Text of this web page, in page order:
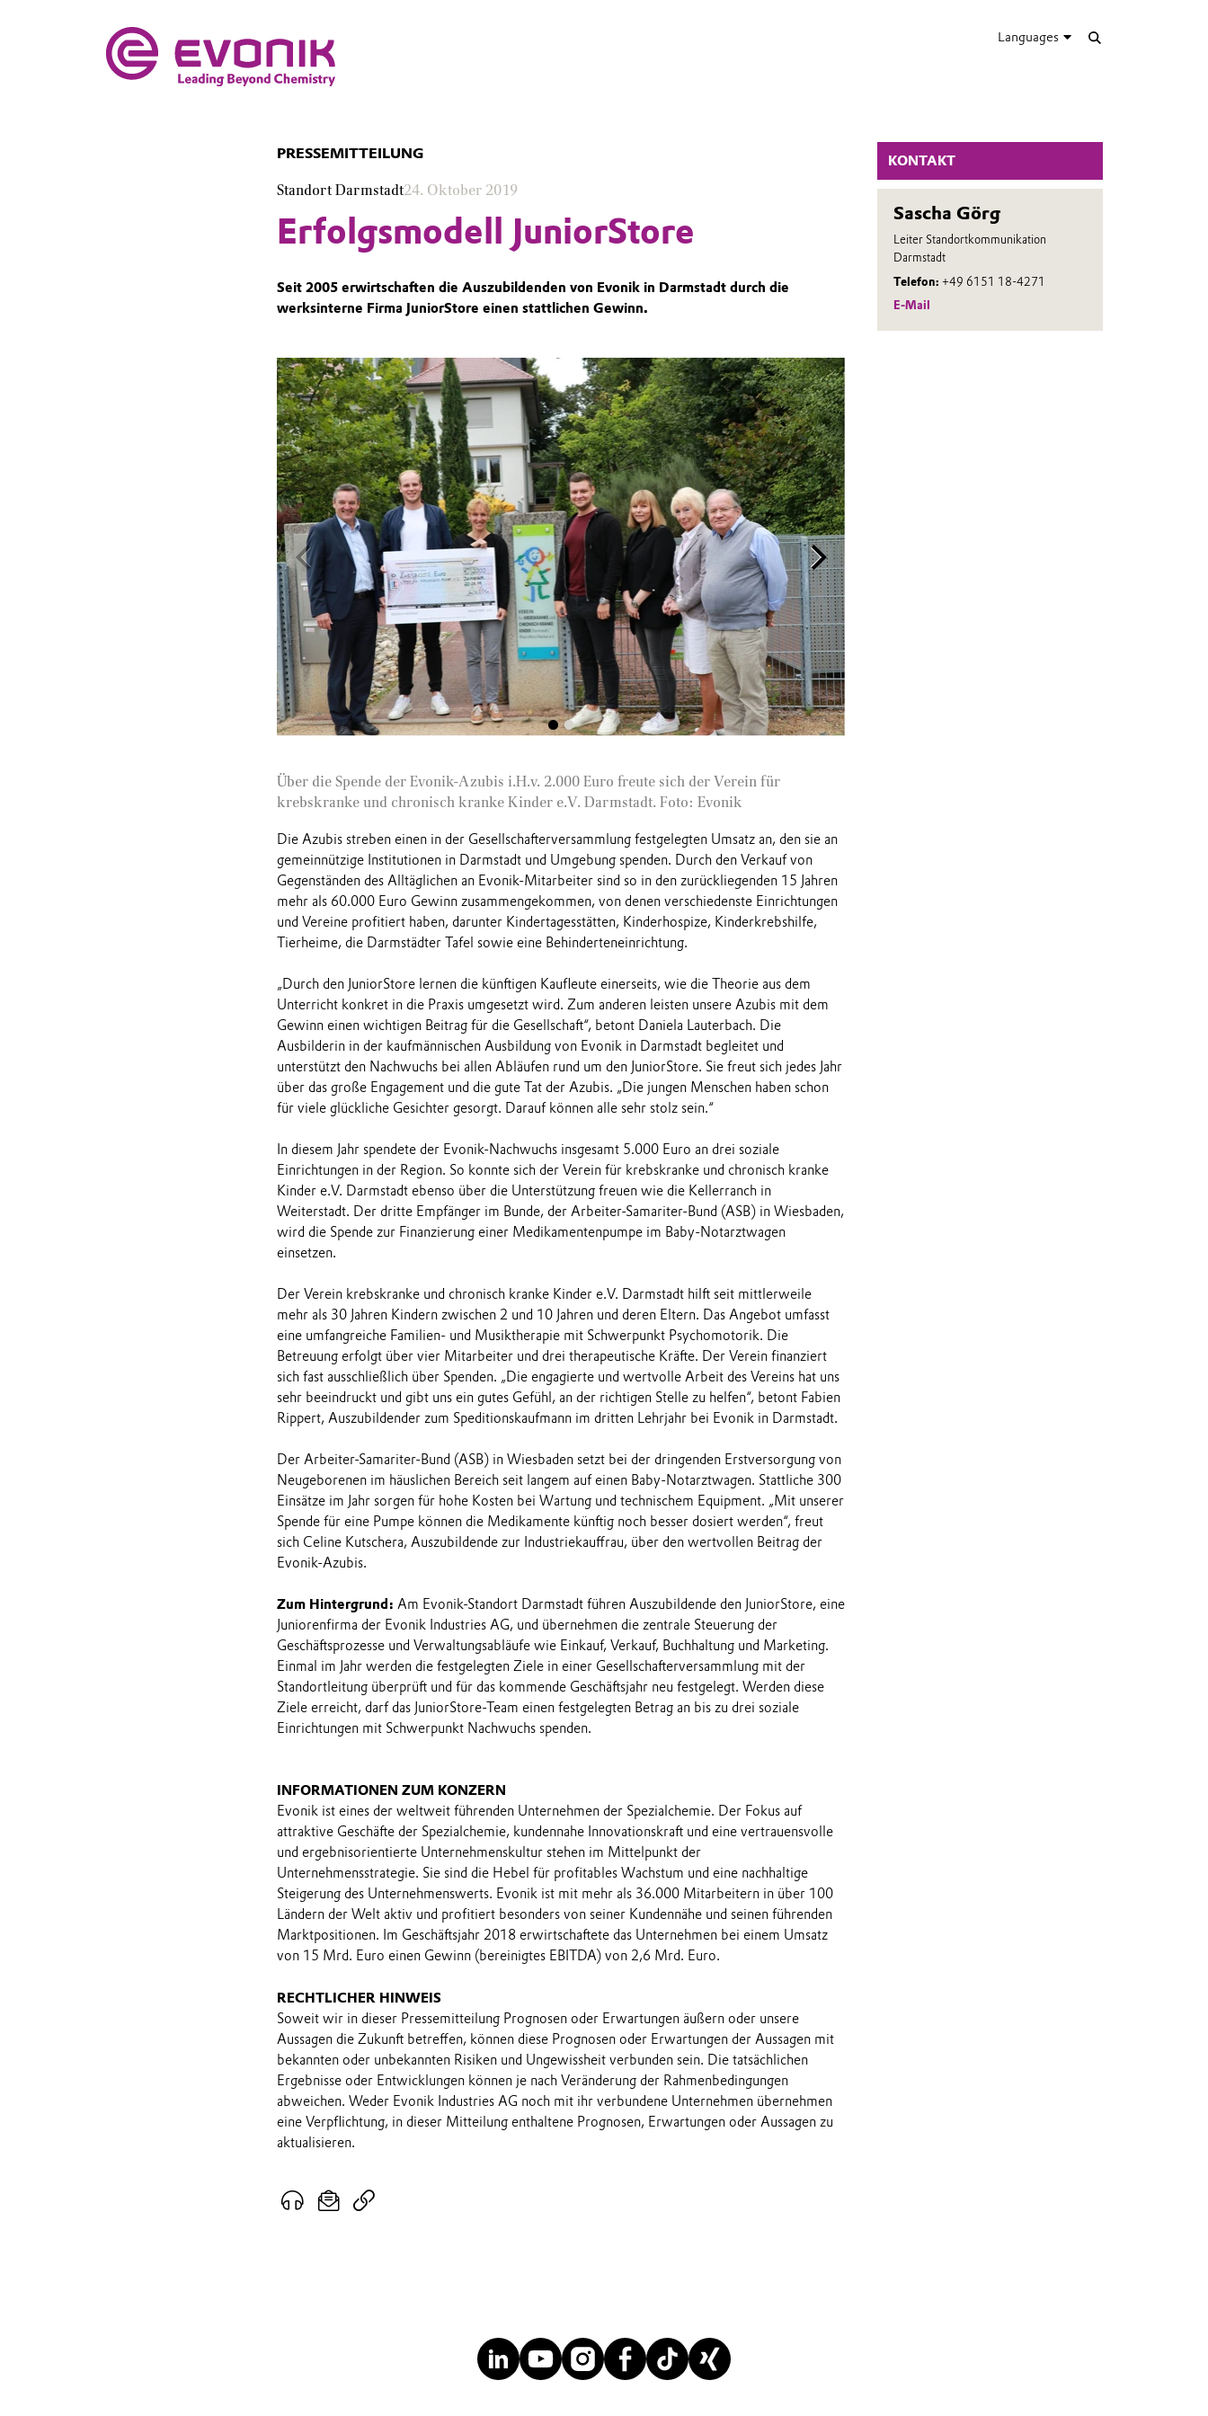
Languages
KONTAKT
Sascha Görg
Leiter Standortkommunikation
Darmstadt
Telefon: +49 6151 18-4271
E-Mail
PRESSEMITTEILUNG
Standort Darmstadt24. Oktober 2019
Erfolgsmodell JuniorStore
Seit 2005 erwirtschaften die Auszubildenden von Evonik in Darmstadt durch die
werksinterne Firma JuniorStore einen stattlichen Gewinn.
Über die Spende der Evonik-Azubis i.H.v. 2.000 Euro freute sich der Verein für
krebskranke und chronisch kranke Kinder e.V. Darmstadt. Foto: Evonik
Die Azubis streben einen in der Gesellschafterversammlung festgelegten Umsatz an, den sie an
gemeinnützige Institutionen in Darmstadt und Umgebung spenden. Durch den Verkauf von
Gegenständen des Alltäglichen an Evonik-Mitarbeiter sind so in den zurückliegenden 15 Jahren
mehr als 60.000 Euro Gewinn zusammengekommen, von denen verschiedenste Einrichtungen
und Vereine profitiert haben, darunter Kindertagesstätten, Kinderhospize, Kinderkrebshilfe,
Tierheime, die Darmstädter Tafel sowie eine Behinderteneinrichtung.
„Durch den JuniorStore lernen die künftigen Kaufleute einerseits, wie die Theorie aus dem
Unterricht konkret in die Praxis umgesetzt wird. Zum anderen leisten unsere Azubis mit dem
Gewinn einen wichtigen Beitrag für die Gesellschaft“, betont Daniela Lauterbach. Die
Ausbilderin in der kaufmännischen Ausbildung von Evonik in Darmstadt begleitet und
unterstützt den Nachwuchs bei allen Abläufen rund um den JuniorStore. Sie freut sich jedes Jahr
über das große Engagement und die gute Tat der Azubis. „Die jungen Menschen haben schon
für viele glückliche Gesichter gesorgt. Darauf können alle sehr stolz sein.“
In diesem Jahr spendete der Evonik-Nachwuchs insgesamt 5.000 Euro an drei soziale
Einrichtungen in der Region. So konnte sich der Verein für krebskranke und chronisch kranke
Kinder e.V. Darmstadt ebenso über die Unterstützung freuen wie die Kellerranch in
Weiterstadt. Der dritte Empfänger im Bunde, der Arbeiter-Samariter-Bund (ASB) in Wiesbaden,
wird die Spende zur Finanzierung einer Medikamentenpumpe im Baby-Notarztwagen
einsetzen.
Der Verein krebskranke und chronisch kranke Kinder e.V. Darmstadt hilft seit mittlerweile
mehr als 30 Jahren Kindern zwischen 2 und 10 Jahren und deren Eltern. Das Angebot umfasst
eine umfangreiche Familien- und Musiktherapie mit Schwerpunkt Psychomotorik. Die
Betreuung erfolgt über vier Mitarbeiter und drei therapeutische Kräfte. Der Verein finanziert
sich fast ausschließlich über Spenden. „Die engagierte und wertvolle Arbeit des Vereins hat uns
sehr beeindruckt und gibt uns ein gutes Gefühl, an der richtigen Stelle zu helfen“, betont Fabien
Rippert, Auszubildender zum Speditionskaufmann im dritten Lehrjahr bei Evonik in Darmstadt.
Der Arbeiter-Samariter-Bund (ASB) in Wiesbaden setzt bei der dringenden Erstversorgung von
Neugeborenen im häuslichen Bereich seit langem auf einen Baby-Notarztwagen. Stattliche 300
Einsätze im Jahr sorgen für hohe Kosten bei Wartung und technischem Equipment. „Mit unserer
Spende für eine Pumpe können die Medikamente künftig noch besser dosiert werden“, freut
sich Celine Kutschera, Auszubildende zur Industriekauffrau, über den wertvollen Beitrag der
Evonik-Azubis.
Zum Hintergrund: Am Evonik-Standort Darmstadt führen Auszubildende den JuniorStore, eine
Juniorenfirma der Evonik Industries AG, und übernehmen die zentrale Steuerung der
Geschäftsprozesse und Verwaltungsabläufe wie Einkauf, Verkauf, Buchhaltung und Marketing.
Einmal im Jahr werden die festgelegten Ziele in einer Gesellschafterversammlung mit der
Standortleitung überprüft und für das kommende Geschäftsjahr neu festgelegt. Werden diese
Ziele erreicht, darf das JuniorStore-Team einen festgelegten Betrag an bis zu drei soziale
Einrichtungen mit Schwerpunkt Nachwuchs spenden.
INFORMATIONEN ZUM KONZERN
Evonik ist eines der weltweit führenden Unternehmen der Spezialchemie. Der Fokus auf
attraktive Geschäfte der Spezialchemie, kundennahe Innovationskraft und eine vertrauensvolle
und ergebnisorientierte Unternehmenskultur stehen im Mittelpunkt der
Unternehmensstrategie. Sie sind die Hebel für profitables Wachstum und eine nachhaltige
Steigerung des Unternehmenswerts. Evonik ist mit mehr als 36.000 Mitarbeitern in über 100
Ländern der Welt aktiv und profitiert besonders von seiner Kundennähe und seinen führenden
Marktpositionen. Im Geschäftsjahr 2018 erwirtschaftete das Unternehmen bei einem Umsatz
von 15 Mrd. Euro einen Gewinn (bereinigtes EBITDA) von 2,6 Mrd. Euro.
RECHTLICHER HINWEIS
Soweit wir in dieser Pressemitteilung Prognosen oder Erwartungen äußern oder unsere
Aussagen die Zukunft betreffen, können diese Prognosen oder Erwartungen der Aussagen mit
bekannten oder unbekannten Risiken und Ungewissheit verbunden sein. Die tatsächlichen
Ergebnisse oder Entwicklungen können je nach Veränderung der Rahmenbedingungen
abweichen. Weder Evonik Industries AG noch mit ihr verbundene Unternehmen übernehmen
eine Verpflichtung, in dieser Mitteilung enthaltene Prognosen, Erwartungen oder Aussagen zu
aktualisieren.